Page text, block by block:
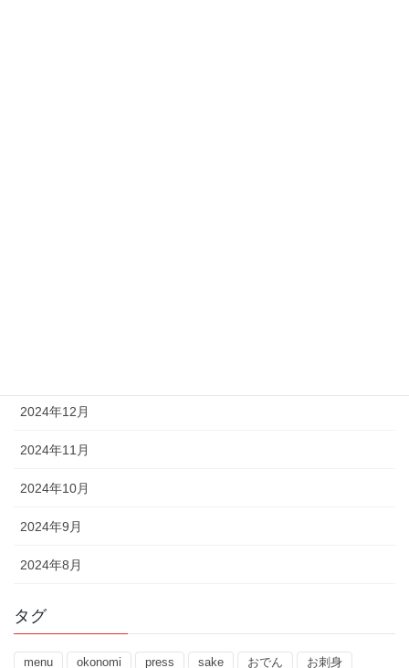
2024年12月
2024年11月
2024年10月
2024年9月
2024年8月
タグ
menu okonomi press sake おでん お刺身